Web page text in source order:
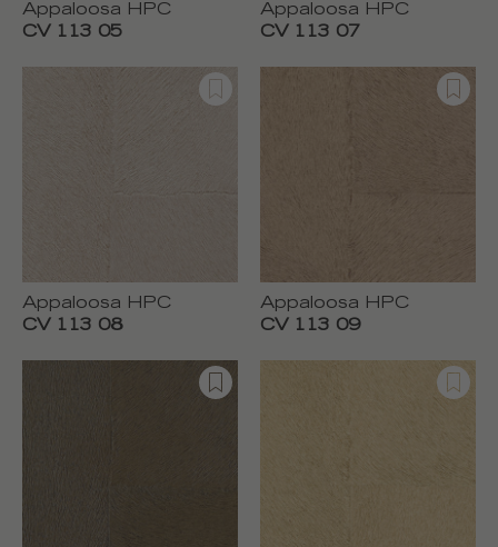
Appaloosa HPC
CV 113 05
Appaloosa HPC
CV 113 07
Appaloosa HPC
CV 113 08
Appaloosa HPC
CV 113 09